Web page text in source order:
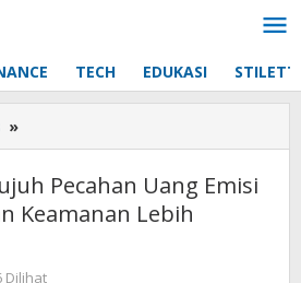
TECH EDUKASI
»
Keluarkan
Pecahan
Uang
Pecahan Uang Emisi
Keamanan Lebih
Dilihat